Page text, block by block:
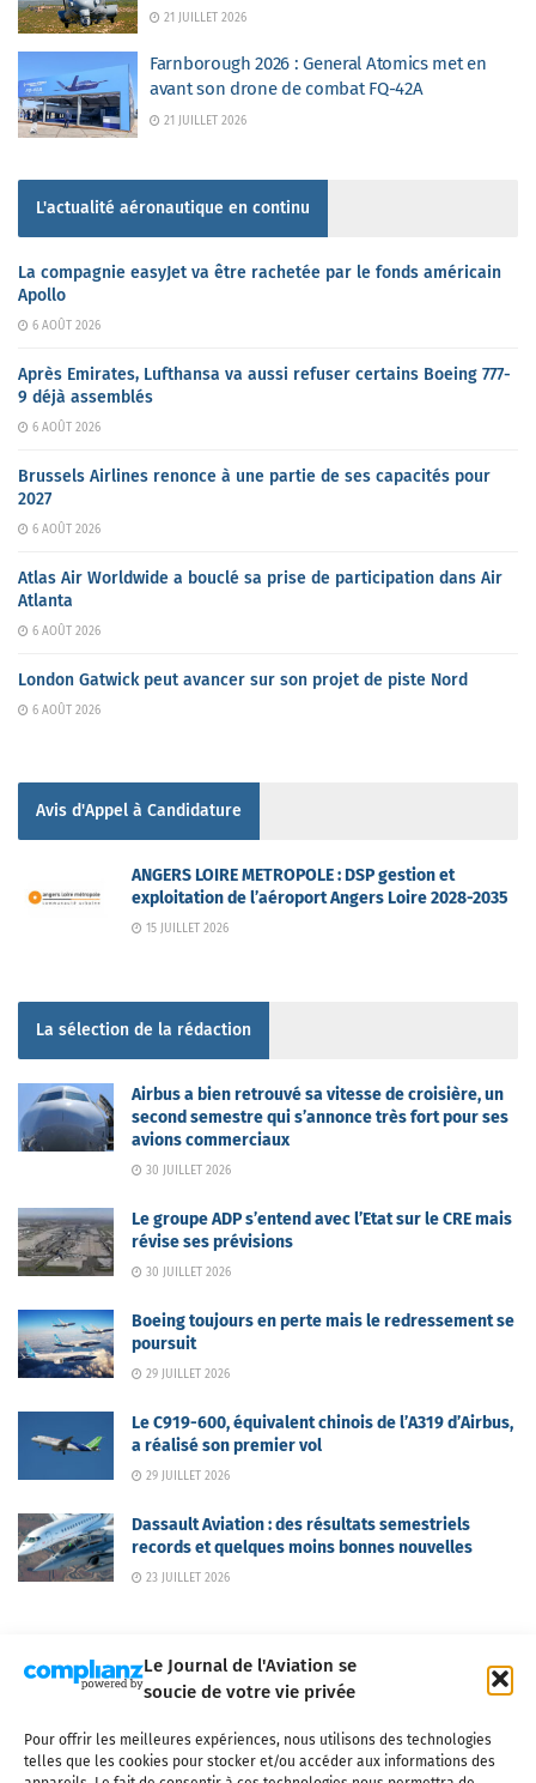
Le Journal de l'Aviation se
soucie de votre vie privée
Pour offrir les meilleures expériences, nous utilisons des technologies
telles que les cookies pour stocker et/ou accéder aux informations des
21 JUILLET 2026
Farnborough 2026 : General Atomics met en
avant son drone de combat FQ-42A
21 JUILLET 2026
L'actualité aéronautique en continu
La compagnie easyJet va être rachetée par le fonds américain
Apollo
6 AOÛT 2026
Après Emirates, Lufthansa va aussi refuser certains Boeing 777-
9 déjà assemblés
6 AOÛT 2026
Brussels Airlines renonce à une partie de ses capacités pour
2027
6 AOÛT 2026
Atlas Air Worldwide a bouclé sa prise de participation dans Air
Atlanta
6 AOÛT 2026
London Gatwick peut avancer sur son projet de piste Nord
6 AOÛT 2026
Avis d'Appel à Candidature
ANGERS LOIRE METROPOLE : DSP gestion et
exploitation de l’aéroport Angers Loire 2028-2035
15 JUILLET 2026
La sélection de la rédaction
Airbus a bien retrouvé sa vitesse de croisière, un
second semestre qui s’annonce très fort pour ses
avions commerciaux
30 JUILLET 2026
Le groupe ADP s’entend avec l’Etat sur le CRE mais
révise ses prévisions
30 JUILLET 2026
Boeing toujours en perte mais le redressement se
poursuit
29 JUILLET 2026
Le C919-600, équivalent chinois de l’A319 d’Airbus,
a réalisé son premier vol
29 JUILLET 2026
Dassault Aviation : des résultats semestriels
records et quelques moins bonnes nouvelles
23 JUILLET 2026
Qui sommes-nous ? Nous contacter
Partenaires
Mentions légales
CGV Politique de confidentialité Cookies